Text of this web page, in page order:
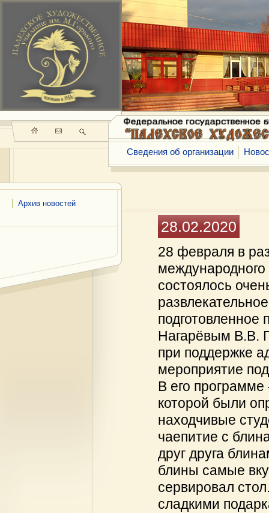
Архив новостей
Сведения об организации
28.02.2020
28 февраля в
состоялось
подготовленное
Нагарёвым В.В.
при поддержке
мероприятие
В его программе
которой были
находчивые
чаепитие с
друг друга
блины самые
сервировал
сладкими